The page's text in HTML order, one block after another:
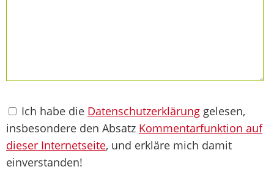
Ich habe die Datenschutzerklärung gelesen,
insbesondere den Absatz Kommentarfunktion auf
dieser Internetseite, und erkläre mich damit
einverstanden!